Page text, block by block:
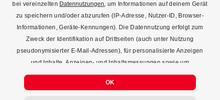
KON­TAKT
REDAK­TI­ON
IMPRES­SUM
DATENSCHUTZ
COOKIE-EINSTELLUNGEN
bei vereinzelten Datennutzungen, um Informationen auf deinem Gerät
zu speichern und/oder abzurufen (IP-Adresse, Nutzer-ID, Browser-
Informationen, Geräte-Kennungen). Die Datennutzung erfolgt zum
Zweck der Identifikation auf Drittseiten (auch unter Nutzung
pseudonymisierter E-Mail-Adressen), für personalisierte Anzeigen
und Inhalte, Anzeigen- und Inhaltsmessungen sowie um
Erkenntnisse über Zielgruppen und Produktentwicklungen zu
gewinnen. Mehr Infos zur Einwilligung (inkl. Widerrufsmöglichkeit)
OK